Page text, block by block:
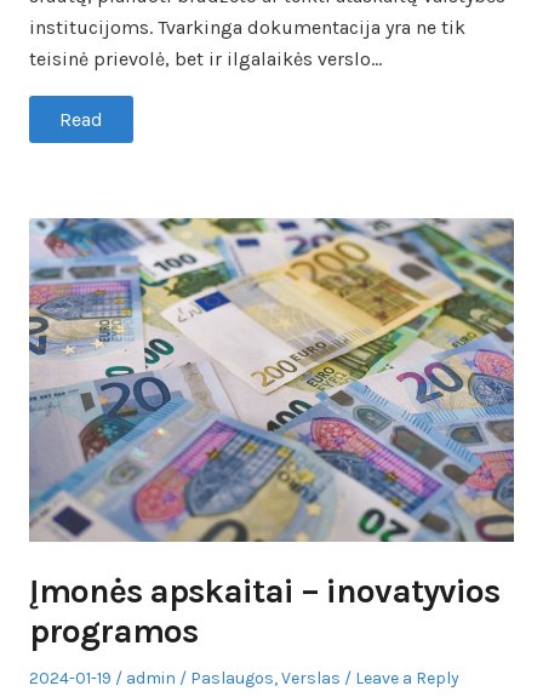
institucijoms. Tvarkinga dokumentacija yra ne tik
teisinė prievolė, bet ir ilgalaikės verslo…
Read
Įmonės apskaitai – inovatyvios
programos
Posted
2024-01-19 Author
admin
Posted
Paslaugos,Verslas Leave a Reply